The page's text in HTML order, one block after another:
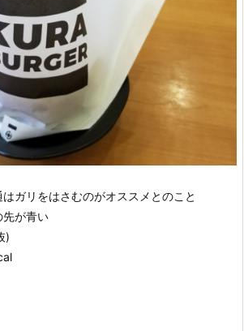
ガリをはさむのがオススメとのこと
先が青い
)